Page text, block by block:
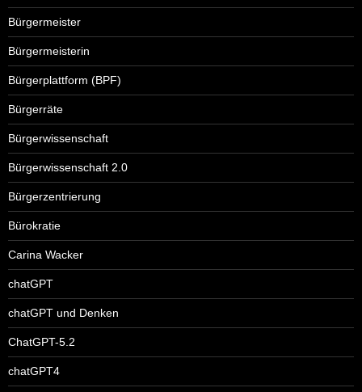
Bürgermeister
Bürgermeisterin
Bürgerplattform (BPF)
Bürgerräte
Bürgerwissenschaft
Bürgerwissenschaft 2.0
Bürgerzentrierung
Bürokratie
Carina Wacker
chatGPT
chatGPT und Denken
ChatGPT-5.2
chatGPT4